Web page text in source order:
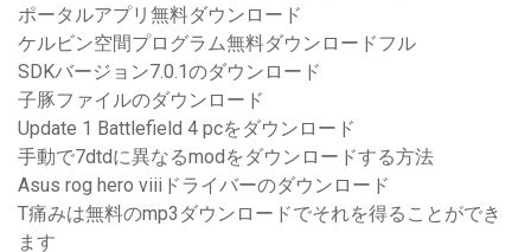
ポータルアプリ無料ダウンロード
ケルビン空間プログラム無料ダウンロードフル
SDKバージョン7.0.1のダウンロード
子豚ファイルのダウンロード
Update 1 Battlefield 4 pcをダウンロード
手動で7dtdに異なるmodをダウンロードする方法
Asus rog hero viiiドライバーのダウンロード
T痛みは無料のmp3ダウンロードでそれを得ることができ
ます